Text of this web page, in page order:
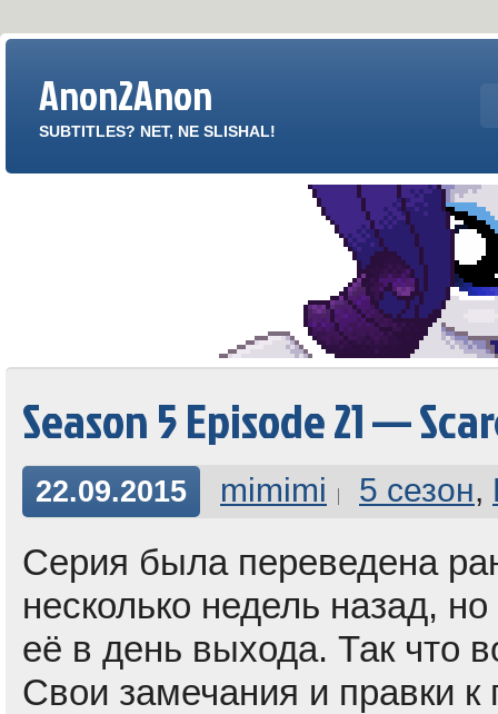
Anon2Anon
SUBTITLES? NET, NE SLISHAL!
Season 5 Episode 21 —
22.09.2015 mimimi 5 сезон,
Серия была переведена
несколько недель назад,
её в день выхода. Так что
Свои замечания и правки